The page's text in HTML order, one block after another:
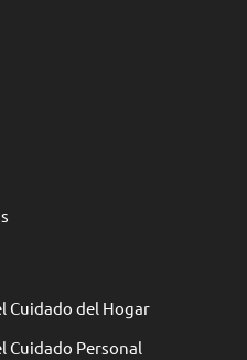
Cuidado del Hogar
Cuidado Personal